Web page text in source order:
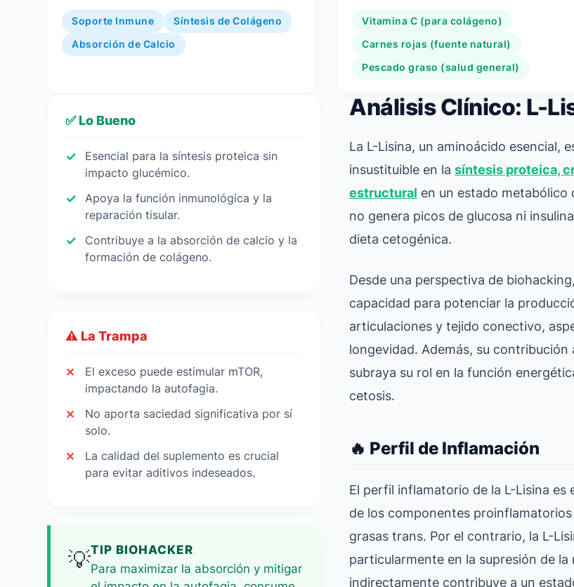
Soporte Inmune Síntesis de Colágeno
Absorción de Calcio
Vitamina C (para colágeno)
Carnes rojas (fuente natural)
Pescado graso (salud general)
✅ Lo Bueno
Esencial para la síntesis proteica sin
impacto glucémico.
Apoya la función inmunológica y la
reparación tisular.
Contribuye a la absorción de calcio y la
formación de colágeno.
⚠️ La Trampa
El exceso puede estimular mTOR,
impactando la autofagia.
No aporta saciedad significativa por sí
solo.
La calidad del suplemento es crucial
para evitar aditivos indeseados.
💡TIP BIOHACKER
Para maximizar la absorción y mitigar
Análisis Clínico: L-
La L-Lisina, un aminoácido esencial,
insustituible en lasíntesis proteica,
estructural en un estado metabólico
no genera picos de glucosa ni
dieta cetogénica.
Desde una perspectiva de
capacidad para potenciar la
articulaciones y tejido conectivo,
longevidad. Además, su
subraya su rol en la función
cetosis.
🔥 Perfil de Inflamación
El perfil inflamatorio de la L-Lisina
de los componentes
grasas trans. Por el contrario, la L-
particularmente en la supresión de
indirectamente contribuye a un